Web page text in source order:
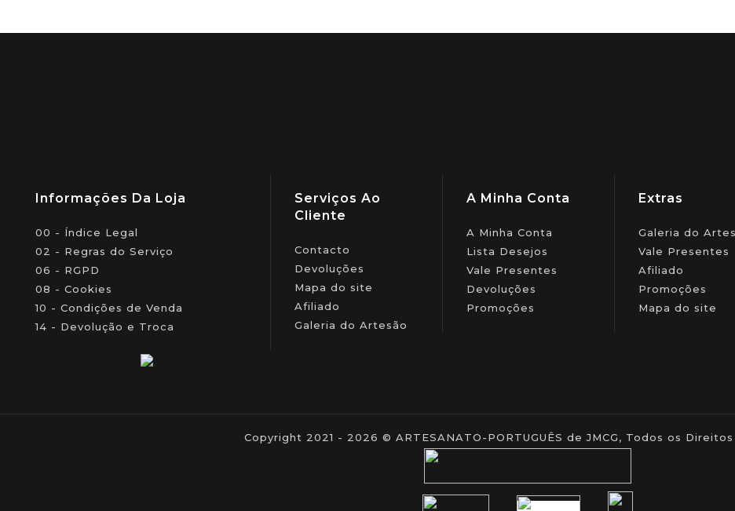
Informações Da Loja
00 - Índice Legal
02 - Regras do Serviço
06 - RGPD
08 - Cookies
10 - Condições de Venda
14 - Devolução e Troca
Serviços Ao
Cliente
Contacto
Devoluções
Mapa do site
Afiliado
Galeria do Artesão
A Minha Conta
A Minha Conta
Lista Desejos
Vale Presentes
Devoluções
Promoções
Extras
Galeria do
Vale Presentes
Afiliado
Promoções
Mapa do site
Copyright 2021 - 2026 © ARTESANATO-PORTUGUÊS de JMCG, Todos os